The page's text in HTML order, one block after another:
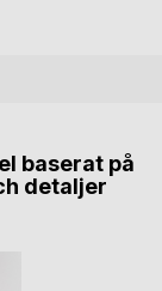
baserat på
detaljer